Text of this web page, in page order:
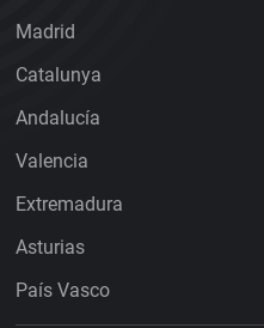
Madrid
Catalunya
Andalucía
Valencia
Extremadura
Asturias
País Vasco